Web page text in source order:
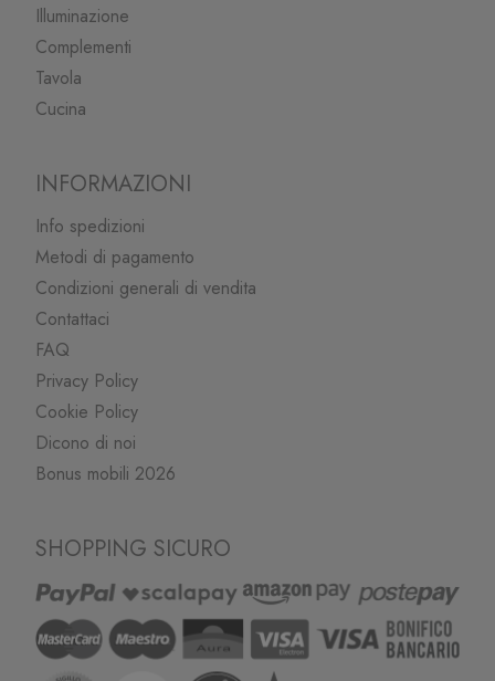
Illuminazione
Complementi
Tavola
Cucina
INFORMAZIONI
Info spedizioni
Metodi di pagamento
Condizioni generali di vendita
Contattaci
FAQ
Privacy Policy
Cookie Policy
Dicono di noi
Bonus mobili 2026
SHOPPING SICURO